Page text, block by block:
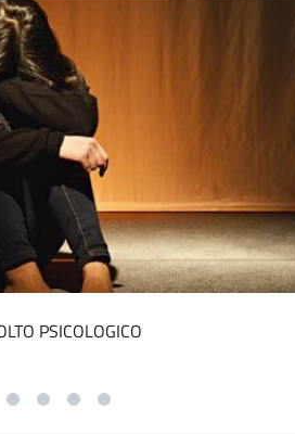
JA-CIRCE